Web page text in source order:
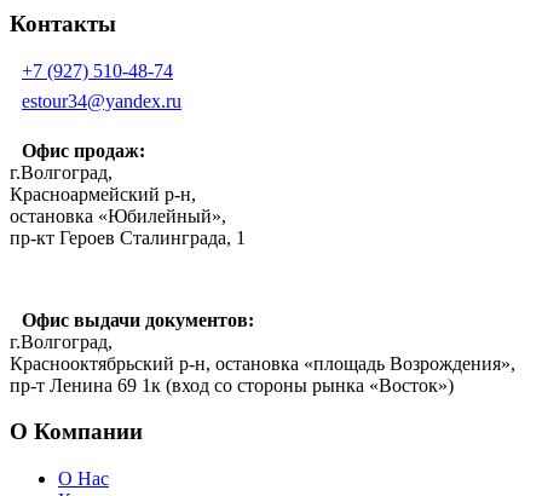
Контакты
+7 (927) 510-48-74
estour34@yandex.ru
Офис продаж:
г.Волгоград,
Красноармейский р-н,
остановка «Юбилейный»,
пр-кт Героев Сталинграда, 1
Офис выдачи документов:
г.Волгоград,
Краснооктябрьский р-н, остановка «площадь Возрождения»,
пр-т Ленина 69 1к (вход со стороны рынка «Восток»)
О Компании
О Нас